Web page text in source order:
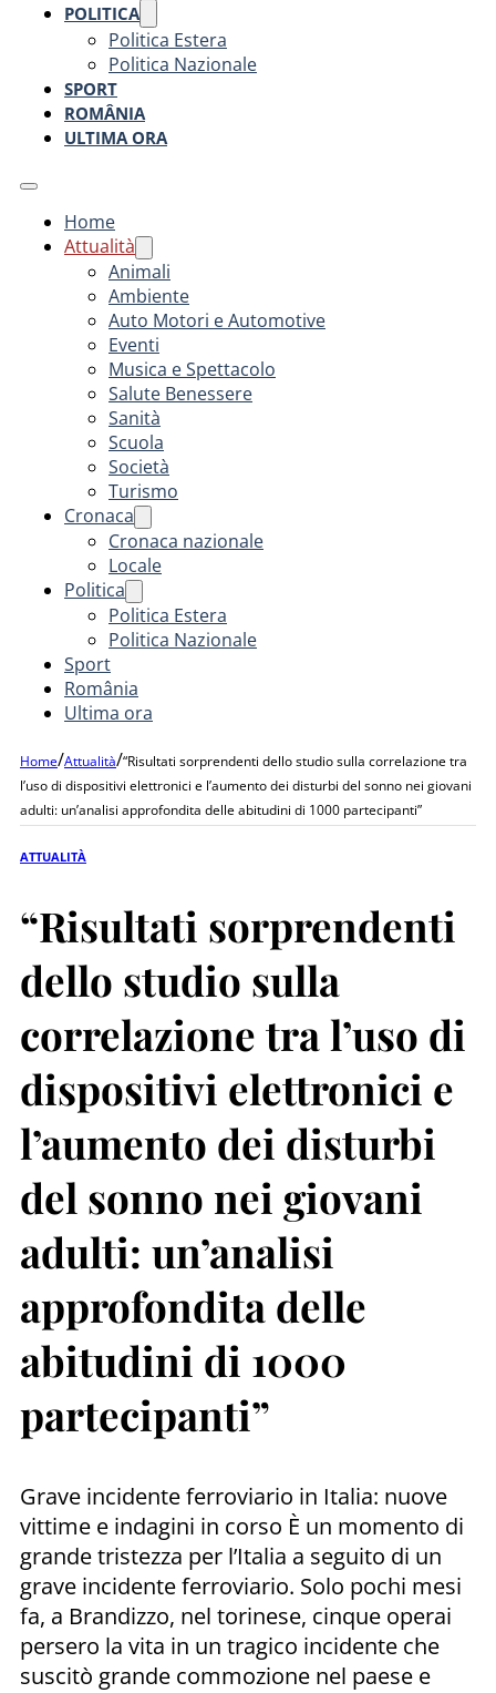
POLITICA
Politica Estera
Politica Nazionale
SPORT
ROMÂNIA
ULTIMA ORA
Home
Attualità
Animali
Ambiente
Auto Motori e Automotive
Eventi
Musica e Spettacolo
Salute Benessere
Sanità
Scuola
Società
Turismo
Cronaca
Cronaca nazionale
Locale
Politica
Politica Estera
Politica Nazionale
Sport
România
Ultima ora
Home/Attualità/“Risultati sorprendenti dello studio sulla correlazione tra
l’uso di dispositivi elettronici e l’aumento dei disturbi del sonno nei giovani
adulti: un’analisi approfondita delle abitudini di 1000 partecipanti”
ATTUALITÀ
“Risultati sorprendenti
dello studio sulla
correlazione tra l’uso di
dispositivi elettronici e
l’aumento dei disturbi
del sonno nei giovani
adulti: un’analisi
approfondita delle
abitudini di 1000
partecipanti”
Grave incidente ferroviario in Italia: nuove
vittime e indagini in corso È un momento di
grande tristezza per l’Italia a seguito di un
grave incidente ferroviario. Solo pochi mesi
fa, a Brandizzo, nel torinese, cinque operai
persero la vita in un tragico incidente che
suscitò grande commozione nel paese e